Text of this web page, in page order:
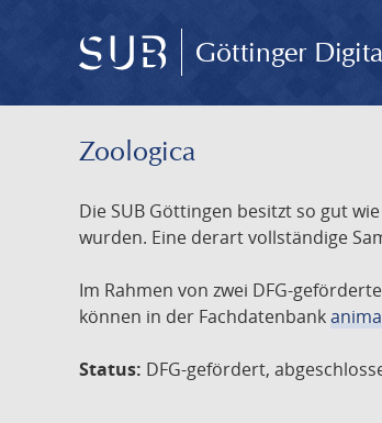
Göttinger
Zoologica
Die SUB Göttingen besitzt so gut
wurden. Eine derart vollständige
Im Rahmen von zwei DFG-
können in der Fachdatenbank
Status: DFG-gefördert,